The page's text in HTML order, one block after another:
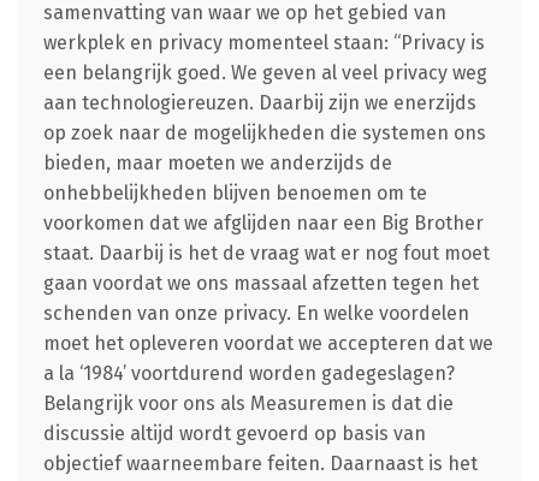
samenvatting van waar we op het gebied van
werkplek en privacy momenteel staan: “Privacy is
een belangrijk goed. We geven al veel privacy weg
aan technologiereuzen. Daarbij zijn we enerzijds
op zoek naar de mogelijkheden die systemen ons
bieden, maar moeten we anderzijds de
onhebbelijkheden blijven benoemen om te
voorkomen dat we afglijden naar een Big Brother
staat. Daarbij is het de vraag wat er nog fout moet
gaan voordat we ons massaal afzetten tegen het
schenden van onze privacy. En welke voordelen
moet het opleveren voordat we accepteren dat we
a la ‘1984’ voortdurend worden gadegeslagen?
Belangrijk voor ons als Measuremen is dat die
discussie altijd wordt gevoerd op basis van
objectief waarneembare feiten. Daarnaast is het